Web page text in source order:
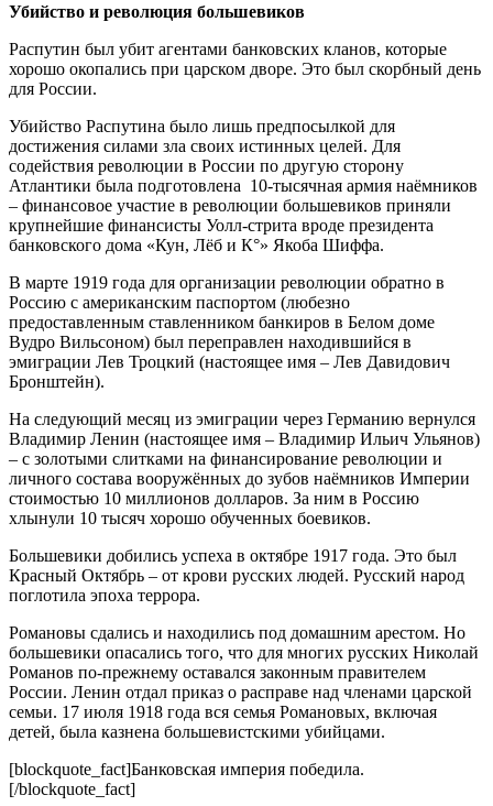
Убийство и революция большевиков
Распутин был убит агентами банковских кланов, которые
хорошо окопались при царском дворе. Это был скорбный день
для России.
Убийство Распутина было лишь предпосылкой для
достижения силами зла своих истинных целей. Для
содействия революции в России по другую сторону
Атлантики была подготовлена 10-тысячная армия наёмников
– финансовое участие в революции большевиков приняли
крупнейшие финансисты Уолл-стрита вроде президента
банковского дома «Кун, Лёб и К°» Якоба Шиффа.
В марте 1919 года для организации революции обратно в
Россию с американским паспортом (любезно
предоставленным ставленником банкиров в Белом доме
Вудро Вильсоном) был переправлен находившийся в
эмиграции Лев Троцкий (настоящее имя – Лев Давидович
Бронштейн).
На следующий месяц из эмиграции через Германию вернулся
Владимир Ленин (настоящее имя – Владимир Ильич Ульянов)
– с золотыми слитками на финансирование революции и
личного состава вооружённых до зубов наёмников Империи
стоимостью 10 миллионов долларов. За ним в Россию
хлынули 10 тысяч хорошо обученных боевиков.
Большевики добились успеха в октябре 1917 года. Это был
Красный Октябрь – от крови русских людей. Русский народ
поглотила эпоха террора.
Романовы сдались и находились под домашним арестом. Но
большевики опасались того, что для многих русских Николай
Романов по-прежнему оставался законным правителем
России. Ленин отдал приказ о расправе над членами царской
семьи. 17 июля 1918 года вся семья Романовых, включая
детей, была казнена большевистскими убийцами.
[blockquote_fact]Банковская империя победила.
[/blockquote_fact]